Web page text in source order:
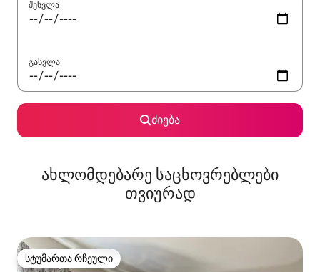
შესვლა
გასვლა
ძიება
ახლომდებარე საცხოვრებლები
თვიურად
სტუმართა რჩეული
სტუმართა რჩეული